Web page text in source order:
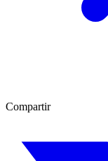
Compartir